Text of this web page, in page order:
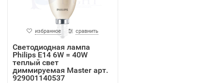
избранное сравнить
Светодиодная лампа
Philips E14 6W = 40W
теплый свет
диммируемая Master арт.
929001140537